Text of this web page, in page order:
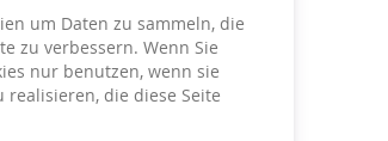
um Daten zu sammeln, die
zu verbessern. Wenn Sie
nur benutzen, wenn sie
die diese Seite